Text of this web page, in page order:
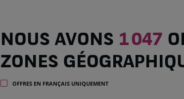
Nous
avons
1 047
offres
32
NOUS AVONS 1 047
ZONES
OFFRES EN FRANÇAIS UNIQUEMENT